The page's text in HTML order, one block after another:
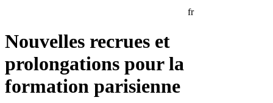
fr
Nouvelles recrues et
prolongations pour la
formation parisienne